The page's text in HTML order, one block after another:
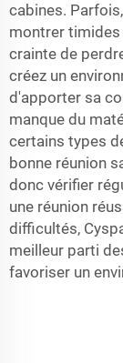
cabines.
montrer timides
crainte de
créez un
d'apporter sa
manque du
certains types
bonne réunion
donc vérifier
une réunion
difficultés,
meilleur parti
favoriser un